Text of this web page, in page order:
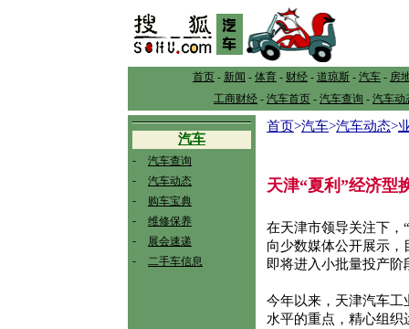
首页 - 新闻 - 体育 - 财经 - 道琼斯 - 汽车 - 房
工商财经 - 汽车首页 - 汽车查询 - 汽车动
汽车
-
汽车查询
-
汽车动态
-
购车宝典
-
维修保养
-
展会速递
-
二手车信息
首页>汽车>汽车动态>
天津“夏利”经济型
在天津市领导关注下，
向少数媒体公开展示
即将进入小批量投产
今年以来，天津汽车工
水平的重点，精心组织